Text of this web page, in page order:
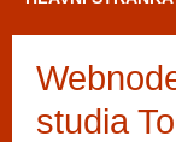
studia